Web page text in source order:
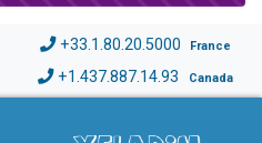
+33.1.80.20.5000 France
+1.437.887.14.93 Canada